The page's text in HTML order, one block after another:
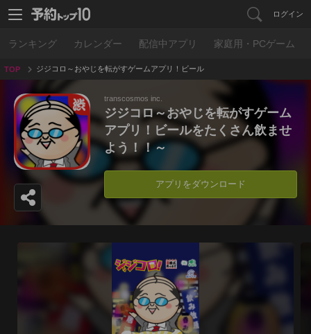
ログイン
ランキング カレンダー 配信中アプリ 家庭用・PCゲーム
TOP
ジジコロ～おやじを転がすゲームアプリ！ビール
をたくさん飲ませよう！！～
transcosmos inc.
ジジコロ～おやじを転がすゲーム
アプリ！ビールをたくさん飲ませ
よう！！～
アプリをダウンロード